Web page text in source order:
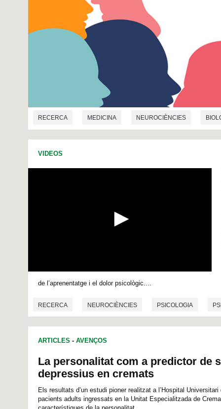
RECERCA MEDICINA NEUROCIÈNCIES
GENÈTICA PSICOLOGIA PSIQUIATRIA
VIDEOS
de l’aprenentatge i el dolor psicològic....
RECERCA NEUROCIÈNCIES PSICOLOGIA
ARTICLES - AVENÇOS
La personalitat com a predictor de
depressius en cremats
Els resultats d’un estudi pioner realitzat a l’Hospital Universitari
pacients adults ingressats en la Unitat Especialitzada de